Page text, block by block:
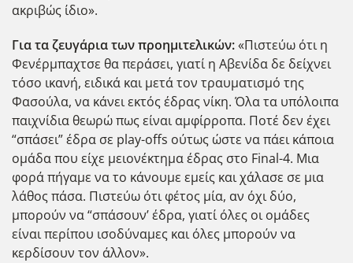
ακριβώς ίδιο».
Για τα ζευγάρια των προημιτελικών:«Πιστεύω ότι η
Φενέρμπαχτσε θα περάσει, γιατί η Αβενίδα δε δείχνει
τόσο ικανή, ειδικά και μετά τον τραυματισμό της
Φασούλα, να κάνει εκτός έδρας νίκη. Όλα τα υπόλοιπα
παιχνίδια θεωρώ πως είναι αμφίρροπα. Ποτέ δεν έχει
“σπάσει” έδρα σε play-offs ούτως ώστε να πάει κάποια
ομάδα που είχε μειονέκτημα έδρας στο Final-4. Μια
φορά πήγαμε να το κάνουμε εμείς και χάλασε σε μια
λάθος πάσα. Πιστεύω ότι φέτος μία, αν όχι δύο,
μπορούν να “σπάσουν’ έδρα, γιατί όλες οι ομάδες
είναι περίπου ισοδύναμες και όλες μπορούν να
κερδίσουν τον άλλον».